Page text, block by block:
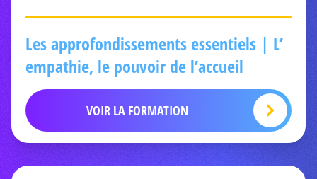
Les approfondissements essentiels | L’
empathie, le pouvoir de l’accueil
VOIR LA FORMATION